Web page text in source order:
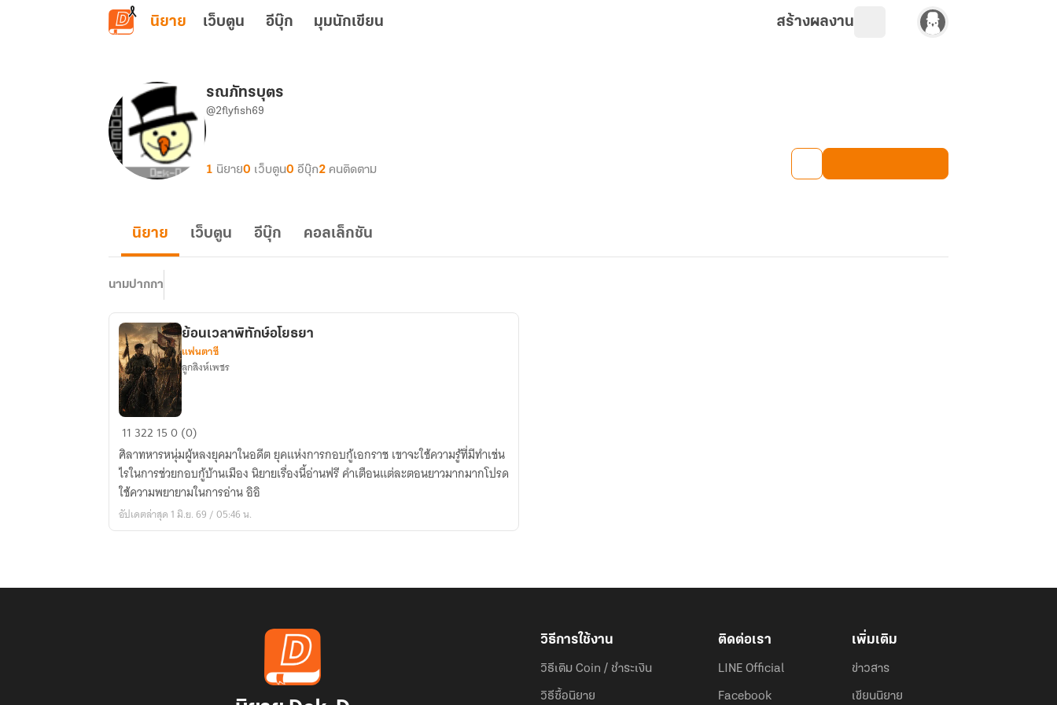
ข้ามไปยังเนื้อหาหลัก
นิยาย เว็บตูน อีบุ๊ก มุมนักเขียน สร้างผลงาน
รณภัทรบุตร
@2flyfish69
1 นิยาย0 เว็บตูน0 อีบุ๊ก2 คนติดตาม
นิยาย เว็บตูน อีบุ๊ก คอลเล็กชัน
นามปากกา
ย้อน
เวลา
พิทักษ์
อ
โยธ
ยา
ย้อนเวลาพิทักษ์อโยธยา
แฟนตาซี
ลูกสิงห์เพชร
11 322 150 (0)
ศิลาทหารหนุ่มผู้หลงยุคมาในอดีต ยุคแห่งการกอบกู้เอกราช เขาจะใช้ความรู้ที่มีทำเช่น
ไรในการช่วยกอบกู้บ้านเมือง นิยายเรื่องนี้อ่านฟรี คำเตือนแต่ละตอนยาวมากมากโปรด
ใช้ความพยายามในการอ่าน อิอิ
อัปเดตล่าสุด 1 มิ.ย. 69 / 05:46 น.
วิธีการใช้งาน
วิธีเติม Coin / ชำระเงิน
วิธีซื้อนิยาย
ติดต่อเรา
LINE Official
Facebook
เพิ่มเติม
ข่าวสาร
เขียนนิยาย